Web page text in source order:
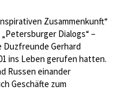
Zusammenkunft“
Dialogs“ –
Duzfreunde Gerhard
ins Leben gerufen hatten.
Russen einander
Geschäfte zum